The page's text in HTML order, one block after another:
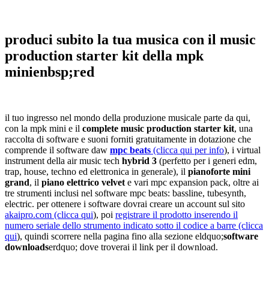
produci subito la tua musica con il music
production starter kit della mpk
minienbsp;red
il tuo ingresso nel mondo della produzione musicale parte da qui,
con la mpk mini e il complete music production starter kit, una
raccolta di software e suoni forniti gratuitamente in dotazione che
comprende il software daw mpc beats (clicca qui per info), i virtual
instrument della air music tech hybrid 3 (perfetto per i generi edm,
trap, house, techno ed elettronica in generale), il pianoforte mini
grand, il piano elettrico velvet e vari mpc expansion pack, oltre ai
tre strumenti inclusi nel software mpc beats: bassline, tubesynth,
electric. per ottenere i software dovrai creare un account sul sito
akaipro.com (clicca qui), poi registrare il prodotto inserendo il
numero seriale dello strumento indicato sotto il codice a barre (clicca
qui), quindi scorrere nella pagina fino alla sezione eldquo;software
downloadserdquo; dove troverai il link per il download.